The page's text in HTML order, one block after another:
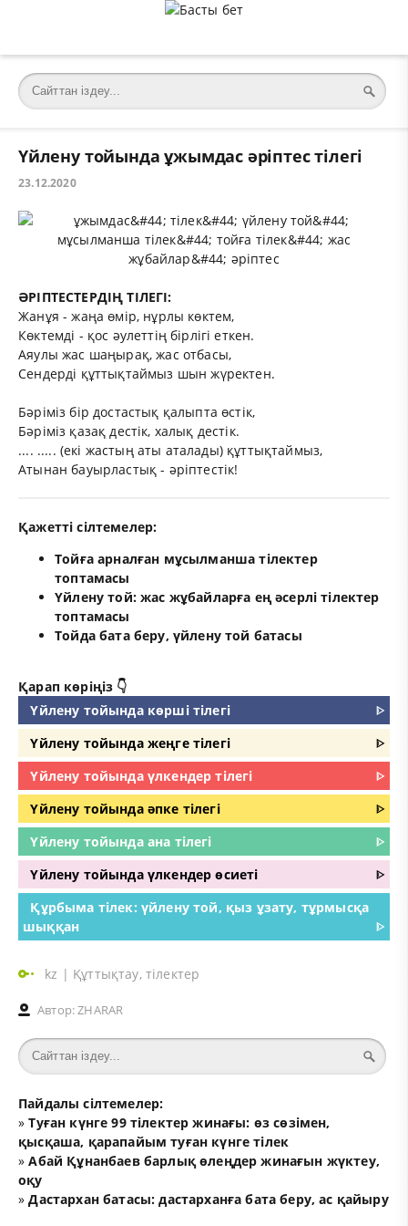
Үйлену тойында ұжымдас әріптес тілегі
23.12.2020
ӘРІПТЕСТЕРДІҢ ТІЛЕГІ:
Жанұя - жаңа өмір, нұрлы көктем,
Көктемді - қос әулеттің бірлігі еткен.
Аяулы жас шаңырақ, жас отбасы,
Сендерді құттықтаймыз шын жүректен.
Бәріміз бір достастық қалыпта өстік,
Бәріміз қазақ дестік, халық дестік.
.... ..... (екі жастың аты аталады) құттықтаймыз,
Атынан бауырластық - әріптестік!
Қажетті сілтемелер:
Тойға арналған мұсылманша тілектер
топтамасы
Үйлену той: жас жұбайларға ең әсерлі тілектер
топтамасы
Тойда бата беру, үйлену той батасы
Қарап көріңіз 👇
Үйлену тойында көрші тілегі
ᐈ
Үйлену тойында жеңге тілегі
ᐈ
Үйлену тойында үлкендер тілегі
ᐈ
Үйлену тойында әпке тілегі
ᐈ
Үйлену тойында ана тілегі
ᐈ
Үйлену тойында үлкендер өсиеті
ᐈ
Құрбыма тілек: үйлену той, қыз ұзату, тұрмысқа
шыққан
ᐈ
kz | Құттықтау, тілектер
Автор:ZHARAR
Пайдалы сілтемелер:
»Туған күнге 99 тілектер жинағы: өз сөзімен,
қысқаша, қарапайым туған күнге тілек
»Абай Құнанбаев барлық өлеңдер жинағын жүктеу,
оқу
»Дастархан батасы: дастарханға бата беру, ас қайыру